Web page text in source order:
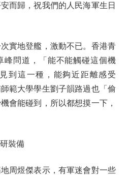
而歸，祝我們的人民海軍生日
地登艦，激動不已。香港青
峰問道，「能不能觸碰這個機
到這一種，能夠近距離感受
範大學學生劉子韻路過也「偷
會能碰到，所以都想摸一下，
裝備
煜傑表示，有軍迷會對一些